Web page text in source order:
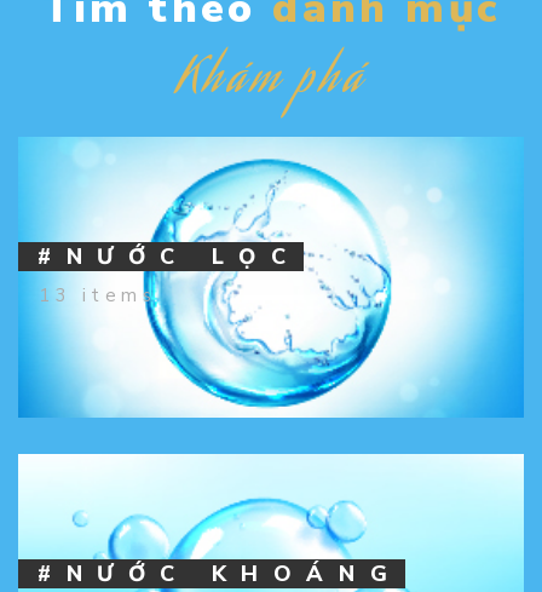
Khám phá
#NƯỚC LỌC
13 items
#NƯỚC KHOÁNG